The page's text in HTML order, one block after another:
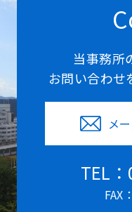
当事務所
お問い合わせ
メ
TEL
FAX